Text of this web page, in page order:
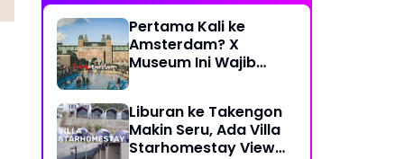
Pertama Kali ke
Amsterdam? X
Museum Ini Wajib
Liburan ke Takengon
Makin Seru, Ada Villa
Starhomestay View